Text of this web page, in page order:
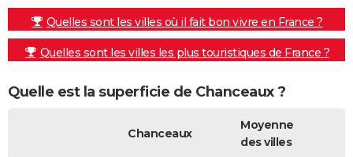
Quelles sont les villes où il fait bon vivre en France ?
Quelles sont les villes les plus touristiques de France ?
Quelle est la superficie de Chanceaux ?
Chanceaux
Moyenne
des villes